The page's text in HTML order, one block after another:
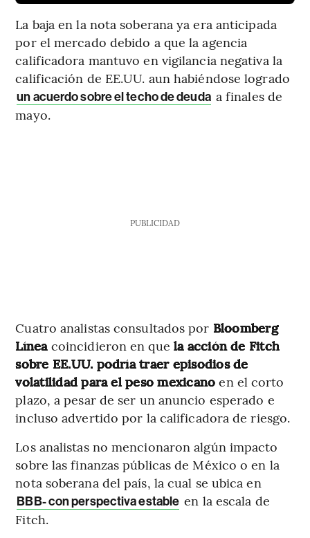
La baja en la nota soberana ya era anticipada
por el mercado debido a que la agencia
calificadora mantuvo en vigilancia negativa la
calificación de EE.UU. aun habiéndose logrado
un acuerdo sobre el techo de deuda a finales de
mayo.
PUBLICIDAD
Cuatro analistas consultados por Bloomberg
Línea coincidieron en que la acción de Fitch
sobre EE.UU. podría traer episodios de
volatilidad para el peso mexicano en el corto
plazo, a pesar de ser un anuncio esperado e
incluso advertido por la calificadora de riesgo.
Los analistas no mencionaron algún impacto
sobre las finanzas públicas de México o en la
nota soberana del país, la cual se ubica en
BBB- con perspectiva estable en la escala de
Fitch.